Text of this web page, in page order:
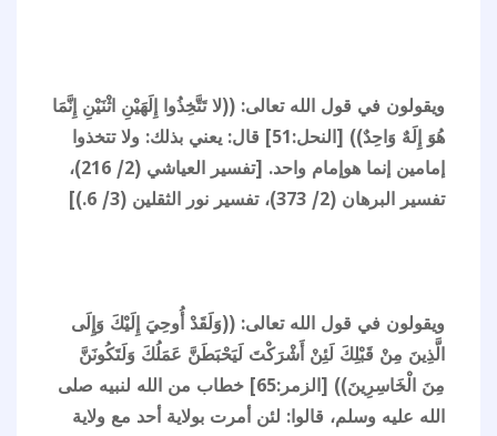
ويقولون في قول الله تعالى: ((لا تَتَّخِذُوا إِلَهَيْنِ اثْنَيْنِ إِنَّمَا
هُوَ إِلَهٌ وَاحِدٌ)) [النحل:51] قال: يعني بذلك: ولا تتخذوا
إمامين إنما هوإمام واحد. [تفسير العياشي (2/ 216)،
تفسير البرهان (2/ 373)، تفسير نور الثقلين (3/ 6.)]
ويقولون في قول الله تعالى: ((وَلَقَدْ أُوحِيَ إِلَيْكَ وَإِلَى
الَّذِينَ مِنْ قَبْلِكَ لَئِنْ أَشْرَكْتَ لَيَحْبَطَنَّ عَمَلُكَ وَلَتَكُونَنَّ
مِنَ الْخَاسِرِينَ)) [الزمر:65] خطاب من الله لنبيه صلى
الله عليه وسلم، قالوا: لئن أمرت بولاية أحد مع ولاية